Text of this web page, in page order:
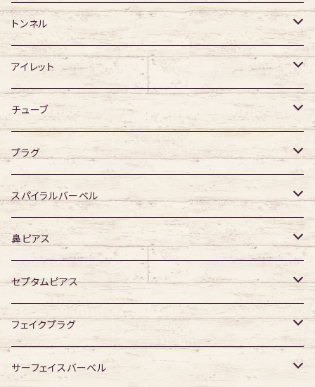
ジュエル有り
ジュエル有り
ジュエル無し
ジュエル有り
サージカルチタン
アクリル
ジュエル無し
ジュエル有り
トンネル
316Lサージカルステンレス
デザイン無し
デザイン有り
アクリル
アイレット
シングルフレア
ダブルフレア
チューブ
デザイン無し
デザイン有り
プラグ
デザイン無し
デザイン有り
スパイラルバーベル
316Lサージカルステンレス
ジュエル無し
ジュエル有り
サージカルチタン
ジュエル無し
ジュエル有り
鼻ピアス
ジュエル無し
ジュエル有り
セプタムピアス
ジュエル無し
ジュエル有り
フェイクプラグ
ジュエル無し
サーフェイスバーベル